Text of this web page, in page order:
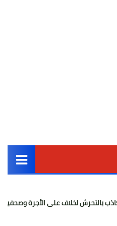
أخبار مصر
لخلاف على الأجرة وصحفية وهمية